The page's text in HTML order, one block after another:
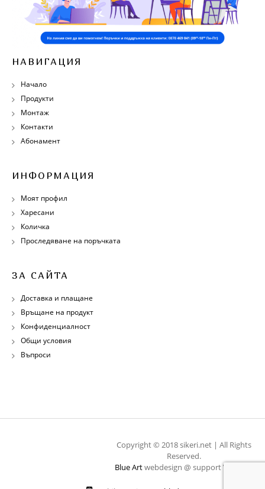
НАВИГАЦИЯ
Начало
Продукти
Монтаж
Контакти
Абонамент
ИНФОРМАЦИЯ
Моят профил
Харесани
Количка
Проследяване на поръчката
ЗА САЙТА
Доставка и плащане
Връщане на продукт
Конфиденциалност
Общи условия
Въпроси
Copyright © 2018 sikeri.net | All Rights
Reserved.
Blue Artwebdesign @ supportWebOps